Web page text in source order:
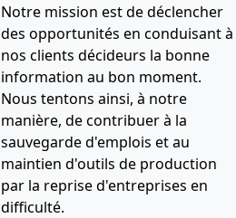
Notre mission est de déclencher
des opportunités en conduisant à
nos clients décideurs la bonne
information au bon moment.
Nous tentons ainsi, à notre
manière, de contribuer à la
sauvegarde d'emplois et au
maintien d'outils de production
par la reprise d'entreprises en
difficulté.